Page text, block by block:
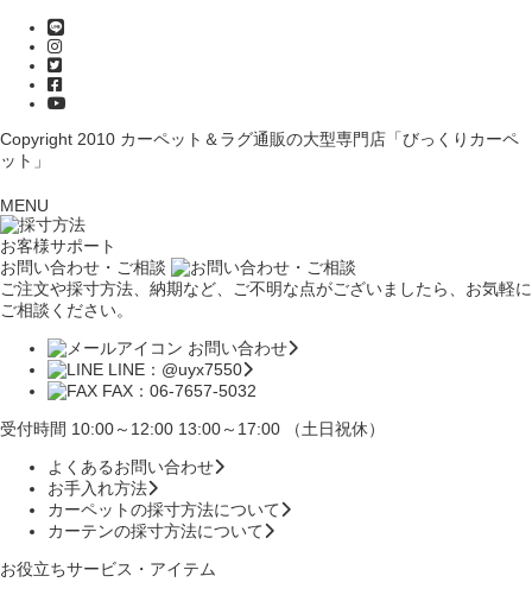
Copyright 2010 カーペット＆ラグ通販の大型専門店「びっくりカーペ
ット」
MENU
お客様サポート
お問い合わせ・ご相談
ご注文や採寸方法、納期など、ご不明な点がございましたら、お気軽に
ご相談ください。
お問い合わせ
LINE：@uyx7550
FAX：06-7657-5032
受付時間 10:00～12:00 13:00～17:00 （土日祝休）
よくあるお問い合わせ
お手入れ方法
カーペットの採寸方法について
カーテンの採寸方法について
お役立ちサービス・アイテム